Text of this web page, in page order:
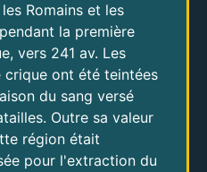
Romains et les
la première
vers 241 av. Les
crique ont été teintées
du sang versé
Outre sa valeur
région était
pour l'extraction du